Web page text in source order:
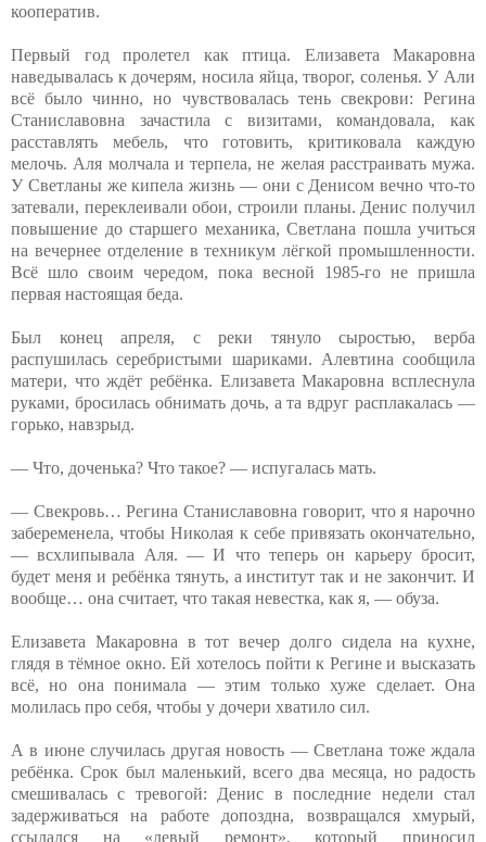
кооператив.
Первый год пролетел как птица. Елизавета Макаровна
наведывалась к дочерям, носила яйца, творог, соленья. У Али
всё было чинно, но чувствовалась тень свекрови: Регина
Станиславовна зачастила с визитами, командовала, как
расставлять мебель, что готовить, критиковала каждую
мелочь. Аля молчала и терпела, не желая расстраивать мужа.
У Светланы же кипела жизнь — они с Денисом вечно что-то
затевали, переклеивали обои, строили планы. Денис получил
повышение до старшего механика, Светлана пошла учиться
на вечернее отделение в техникум лёгкой промышленности.
Всё шло своим чередом, пока весной 1985-го не пришла
первая настоящая беда.
Был конец апреля, с реки тянуло сыростью, верба
распушилась серебристыми шариками. Алевтина сообщила
матери, что ждёт ребёнка. Елизавета Макаровна всплеснула
руками, бросилась обнимать дочь, а та вдруг расплакалась —
горько, навзрыд.
— Что, доченька? Что такое? — испугалась мать.
— Свекровь… Регина Станиславовна говорит, что я нарочно
забеременела, чтобы Николая к себе привязать окончательно,
— всхлипывала Аля. — И что теперь он карьеру бросит,
будет меня и ребёнка тянуть, а институт так и не закончит. И
вообще… она считает, что такая невестка, как я, — обуза.
Елизавета Макаровна в тот вечер долго сидела на кухне,
глядя в тёмное окно. Ей хотелось пойти к Регине и высказать
всё, но она понимала — этим только хуже сделает. Она
молилась про себя, чтобы у дочери хватило сил.
А в июне случилась другая новость — Светлана тоже ждала
ребёнка. Срок был маленький, всего два месяца, но радость
смешивалась с тревогой: Денис в последние недели стал
задерживаться на работе допоздна, возвращался хмурый,
ссылался на «левый ремонт», который приносил